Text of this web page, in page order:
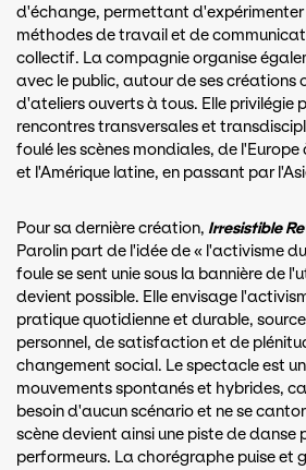
d'échange, permettant d'expérimenter
méthodes de travail et de
collectif. La compagnie organise
avec le public, autour de ses créations
d'ateliers ouverts à tous. Elle privilégie
rencontres transversales et
foulé les scènes mondiales, de
et l'Amérique latine, en passant par
Pour sa dernière création, Irresistible
Parolin part de l'idée de « l'activisme
foule se sent unie sous la bannière de
devient possible. Elle envisage
pratique quotidienne et durable,
personnel, de satisfaction et de
changement social. Le spectacle est
mouvements spontanés et hybrides,
besoin d'aucun scénario et ne se
scène devient ainsi une piste de danse
performeurs. La chorégraphe puise et